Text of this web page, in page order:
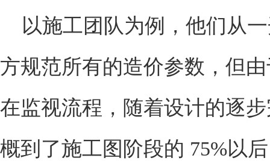
以施工团队为例，他们从
方规范所有的造价参数，但
在监视流程，随着设计的逐
概到了施工图阶段的 75%以